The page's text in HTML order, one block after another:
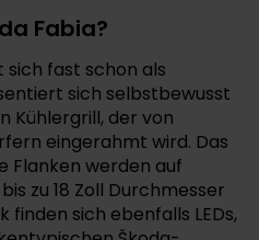
Fabia?
sich fast schon als
sich selbstbewusst
Kühlergrill, der von
eingerahmt wird. Das
Flanken werden auf
zu 18 Zoll Durchmesser
finden sich ebenfalls LEDs,